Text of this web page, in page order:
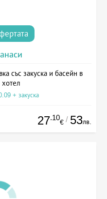
със закуска и басейн в
+ закуска
27.10
€ / 53лв.